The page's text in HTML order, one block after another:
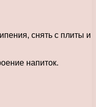
снять с плиты и
напиток.